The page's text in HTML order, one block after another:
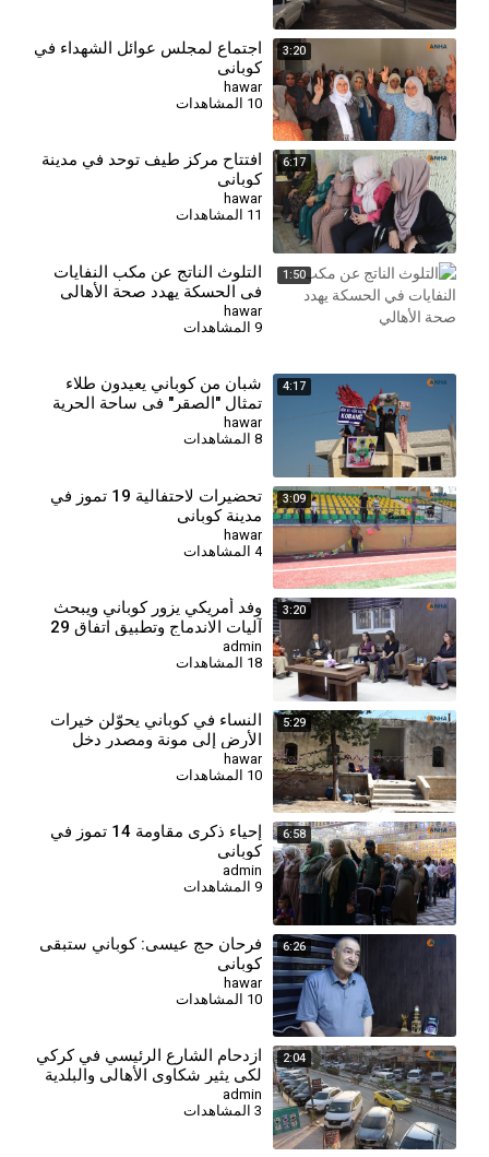
3:20
اجتماع لمجلس عوائل الشهداء في
كوباني
hawar
10 المشاهدات
6:17
افتتاح مركز طيف توحد في مدينة
كوباني
hawar
11 المشاهدات
1:50
التلوث الناتج عن مكب النفايات
في الحسكة يهدد صحة الأهالي
hawar
4:17
شبان من كوباني يعيدون طلاء
تمثال "الصقر" في ساحة الحرية
بألوان العلم الكردي
hawar
3:09
تحضيرات لاحتفالية 19 تموز في
مدينة كوباني
hawar
4 المشاهدات
3:20
⁣وفد أمريكي يزور كوباني ويبحث
آليات الاندماج وتطبيق اتفاق 29
كانون الثاني
admin
18 المشاهدات
5:29
النساء في كوباني يحوّلن خيرات
الأرض إلى مونة ومصدر دخل
hawar
10 المشاهدات
6:58
⁣إحياء ذكرى مقاومة 14 تموز في
كوباني
admin
6:26
فرحان حج عيسى: كوباني ستبقى
كوباني
hawar
10 المشاهدات
2:04
⁣ازدحام الشارع الرئيسي في كركي
لكي يثير شكاوى الأهالي والبلدية
تعد بحلول قريبة
admin
3 المشاهدات